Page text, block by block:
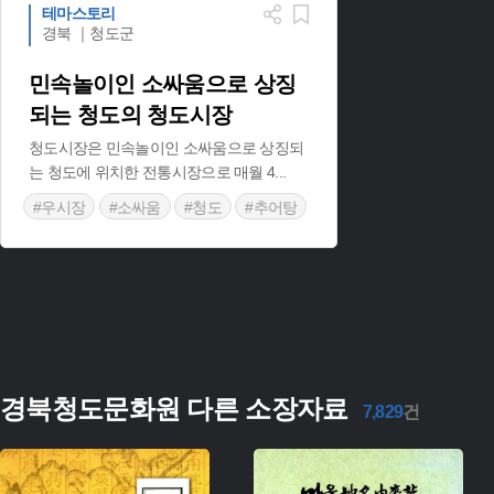
테마스토리
경북 ｜청도군
민속놀이인 소싸움으로 상징
되는 청도의 청도시장
청도시장은 민속놀이인 소싸움으로 상징되
는 청도에 위치한 전통시장으로 매월 4...
#우시장
#소싸움 #청도
#추어탕
경북청도문화원 다른 소장자료 7,829건